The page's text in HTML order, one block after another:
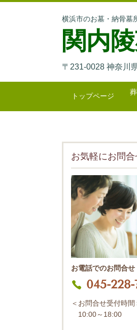
横浜市のお墓・納骨墓
関内
〒231-0028 神奈川
トップページ
お気軽にお問
お電話でのお問合
045-228-
＜お問合せ受付時間
10:00～18:00